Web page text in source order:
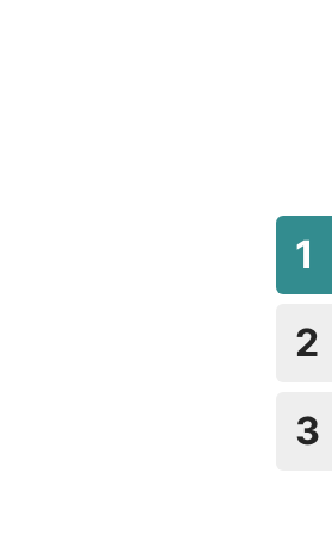
1
2
3